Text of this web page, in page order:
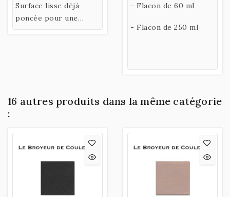
classique, les bords et
angles sont
chanfreinés et poncés.
Surface lisse déjà
poncée pour une
bonne accroche du
propre liant en y
miel ou de la
également servir de
oeuvres.
- Flacon de 60 ml
- Flacon de 250 ml
16 autres produits dans la même catégorie
: